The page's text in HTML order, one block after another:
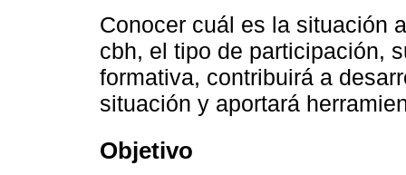
Conocer cuál es la situación
cbh, el tipo de participación,
formativa, contribuirá a
situación y aportará
Objetivo